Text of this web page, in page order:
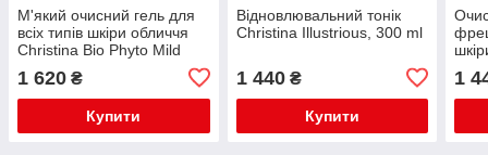
М'який очисний гель для
всіх типів шкіри обличчя
Christina Bio Phyto Mild
1 620 ₴
Купити
Відновлювальний тонік
Christina Illustrious, 300 ml
1 440₴
Купити
1